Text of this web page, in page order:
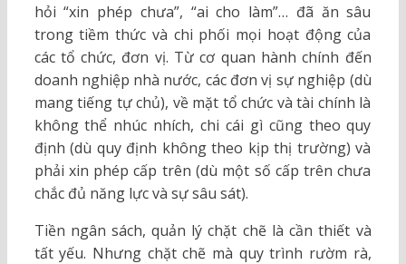
hỏi “xin phép chưa”, “ai cho làm”… đã ăn sâu
trong tiềm thức và chi phối mọi hoạt động của
các tổ chức, đơn vị. Từ cơ quan hành chính đến
doanh nghiệp nhà nước, các đơn vị sự nghiệp (dù
mang tiếng tự chủ), về mặt tổ chức và tài chính là
không thể nhúc nhích, chi cái gì cũng theo quy
định (dù quy định không theo kịp thị trường) và
phải xin phép cấp trên (dù một số cấp trên chưa
chắc đủ năng lực và sự sâu sát).
Tiền ngân sách, quản lý chặt chẽ là cần thiết và
tất yếu. Nhưng chặt chẽ mà quy trình rườm rà,